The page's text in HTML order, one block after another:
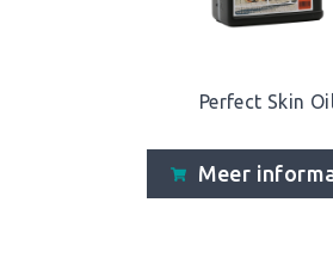
Perfect Skin
Meer